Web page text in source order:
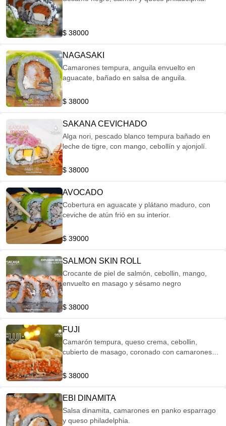
$ 38000
NAGASAKI
Camarones tempura, anguila envuelto en
aguacate, bañado en salsa de anguila.
$ 38000
SAKANA CEVICHADO
Alga nori, pescado blanco tempura bañado en
leche de tigre, con mango, cebollín y ajonjolí.
$ 38000
AVOCADO
Cobertura en aguacate y plátano maduro, con
ceviche de atún frió en su interior.
$ 39000
SALMON SKIN ROLL
Crocante de piel de salmón, cebollin, mango,
envuelto en masago y sésamo negro
$ 38000
FUJI
Camarón tempura, queso crema, cebollin,
cubierto de masago, coronado con camarones
$ 38000
EBI DINAMITA
Salsa dinamita, camarones en panko esparrago
y queso philadelphia.